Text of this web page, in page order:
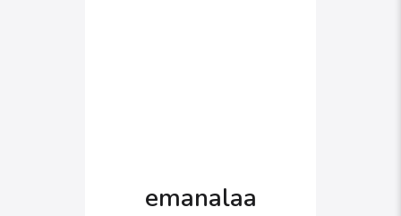
emanalaa